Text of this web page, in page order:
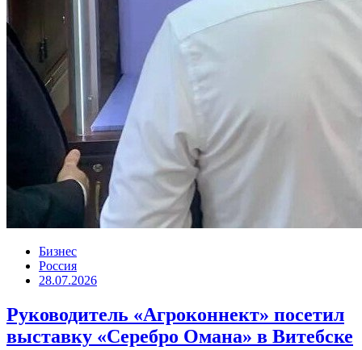
Бизнес
Россия
28.07.2026
Руководитель «Агроконнект» посетил
выставку «Серебро Омана» в Витебске